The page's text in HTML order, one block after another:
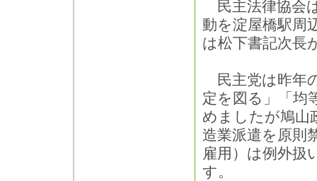
民主法律協会
動を淀屋橋駅周
は松下書記次長
民主党は昨年
定を図る」「均
めましたが鳩山
造業派遣を原則
雇用）は例外扱
す。